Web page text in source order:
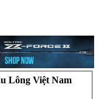
Lông Việt Nam